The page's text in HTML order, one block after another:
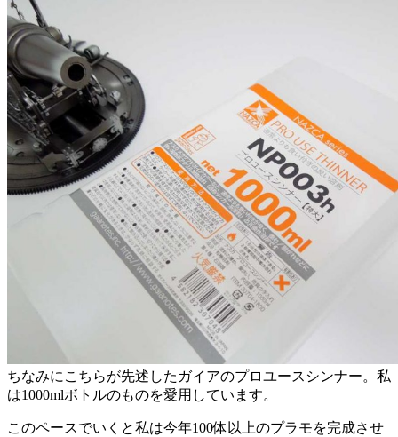
ちなみにこちらが先述したガイアのプロユースシンナー。私
は1000mlボトルのものを愛用しています。
このペースでいくと私は今年100体以上のプラモを完成させ